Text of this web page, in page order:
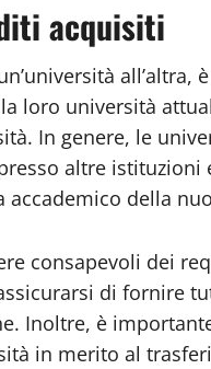
acquisiti
loro università
In genere, le
altre
della
consapevoli dei
di fornire
Inoltre, è
in merito al